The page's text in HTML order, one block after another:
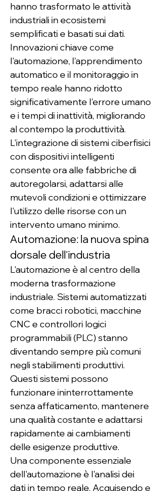
hanno trasformato le attività
industriali in ecosistemi
semplificati e basati sui dati.
Innovazioni chiave come
l'automazione, l'apprendimento
automatico e il monitoraggio in
tempo reale hanno ridotto
significativamente l'errore umano
e i tempi di inattività, migliorando
al contempo la produttività.
L'integrazione di sistemi ciberfisici
con dispositivi intelligenti
consente ora alle fabbriche di
autoregolarsi, adattarsi alle
mutevoli condizioni e ottimizzare
l'utilizzo delle risorse con un
intervento umano minimo.
Automazione: la nuova spina
dorsale dell'industria
L'automazione è al centro della
moderna trasformazione
industriale. Sistemi automatizzati
come bracci robotici, macchine
CNC e controllori logici
programmabili (PLC) stanno
diventando sempre più comuni
negli stabilimenti produttivi.
Questi sistemi possono
funzionare ininterrottamente
senza affaticamento, mantenere
una qualità costante e adattarsi
rapidamente ai cambiamenti
delle esigenze produttive.
Una componente essenziale
dell'automazione è l'analisi dei
dati in tempo reale. Acquisendo e